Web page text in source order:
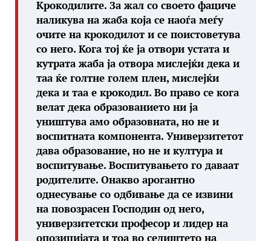
Крокодилите. За жал со своето фациче
наликува на жаба која се наоѓа меѓу
очите на крокодилот и се поистоветува
со него. Кога тој ќе ја отвори устата и
кутрата жаба ја отвора мислејќи дека и
таа ќе голтне голем плен, мислејќи
дека и таа е крокодил. Во право се кога
велат дека образованието ни ја
уништува амо образовната, но не и
воспитната компонента. Универзитетот
дава образование, но не и култура и
воспитување. Воспитувањето го даваат
родителите. Онакво арогантно
однесување со одбивање да се извини
на повозрасен Господин од него,
универзитетски професор и лидер на
опозицијата и тоа во седиштето на